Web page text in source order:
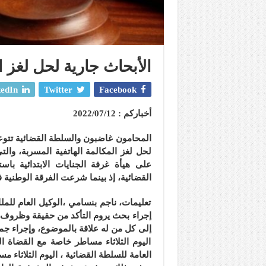
الأبحاث جارية لحل لغز
Facebook
Twitter
أخباركم : 2022/07/12
المحامون غاضبون والسلطة القضائية
لحل لغز المكالمة الهاتفية
على هيأة غرفة الجنايات الابتدائية
القضائية، إذ بينما شرعت الفرقة
تعليمات، ناجم بنسامي ،الوكيل العام
إجراء بحث يروم التأكد من حقيقة
إلى كل من له علاقة بالموضوع، وإجراء
اليوم الثلاثاء مساطر خاصة مع
العامة للسلطة القضائية ، اليوم